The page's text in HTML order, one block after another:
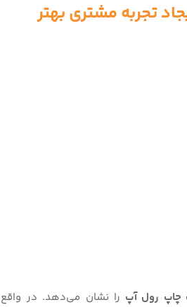
تجربه مشتری بهتر
چاپ رول آپ را نشان می‌دهد. در واقع